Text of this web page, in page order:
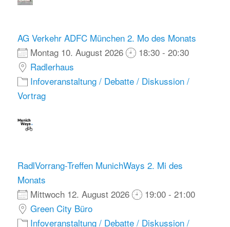
AG Verkehr ADFC München 2. Mo des Monats
Montag 10. August 2026
18:30 - 20:30
Radlerhaus
Infoveranstaltung / Debatte / Diskussion /
Vortrag
RadlVorrang-Treffen MunichWays 2. Mi des
Monats
Mittwoch 12. August 2026
19:00 - 21:00
Green City Büro
Infoveranstaltung / Debatte / Diskussion /